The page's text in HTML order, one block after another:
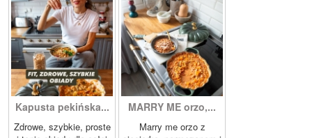
Kapusta pekińska...
Zdrowe, szybkie, proste
MARRY ME orzo,...
Marry me orzo z